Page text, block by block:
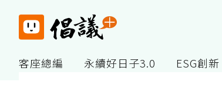
客座總編 永續好日子3.0 ESG創新